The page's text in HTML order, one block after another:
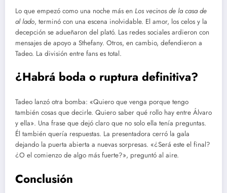
Lo que empezó como una noche más en Los vecinos de la casa de
al lado, terminó con una escena inolvidable. El amor, los celos y la
decepción se adueñaron del plató. Las redes sociales ardieron con
mensajes de apoyo a Sthefany. Otros, en cambio, defendieron a
Tadeo. La división entre fans es total.
¿Habrá boda o ruptura definitiva?
Tadeo lanzó otra bomba: «Quiero que venga porque tengo
también cosas que decirle. Quiero saber qué rollo hay entre Álvaro
y ella». Una frase que dejó claro que no solo ella tenía preguntas.
Él también quería respuestas. La presentadora cerró la gala
dejando la puerta abierta a nuevas sorpresas. «¿Será este el final?
¿O el comienzo de algo más fuerte?», preguntó al aire.
Conclusión